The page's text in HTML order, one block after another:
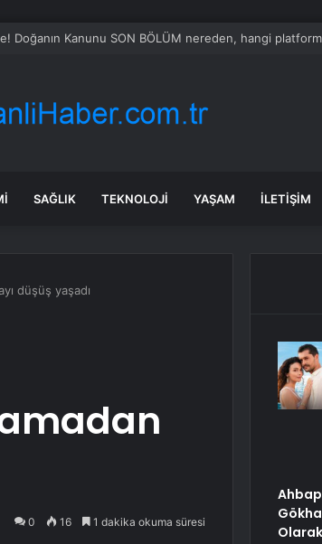
Doğanın Kanunu SON BÖLÜM nereden, hangi
SAĞLIK TEKNOLOJI YAŞAM İLETIŞIM
düşüş yaşadı
0 16 1 dakika okuma süresi